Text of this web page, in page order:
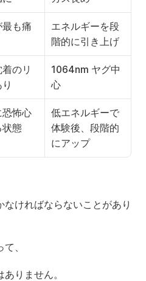
も痛
エネルギーを段
階的に引き上げ
のリ
1064nm ヤグ中
心
恐怖心
状態
低エネルギーで
体験後、段階的
にアップ
ければならないことがあり
、
りません。